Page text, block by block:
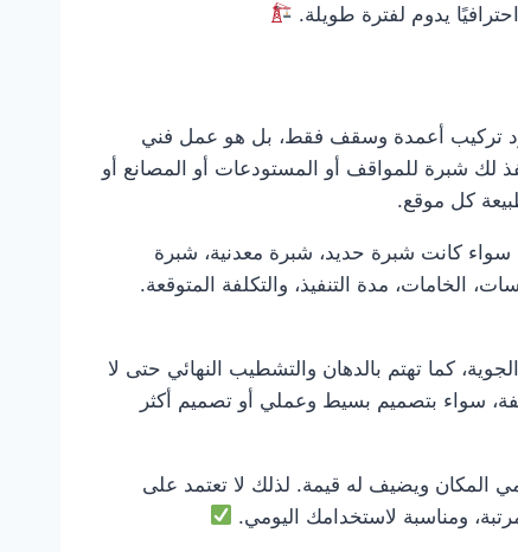
يدوم لفترة طويلة.
تركيب أعمدة وسقف فقط، بل هو عمل فني
لك شبرة للمواقف أو المستودعات أو المصانع أو
كل موقع.
سواء كانت شبرة حديد، شبرة معدنية، شبرة
مدة التنفيذ، والتكلفة المتوقعة.
كما تهتم بالدهان والتشطيب النهائي حتى لا
سواء بتصميم بسيط وعملي أو تصميم أكثر
ويضيف له قيمة. لذلك لا تعتمد على
ومناسبة لاستخدامك اليومي.